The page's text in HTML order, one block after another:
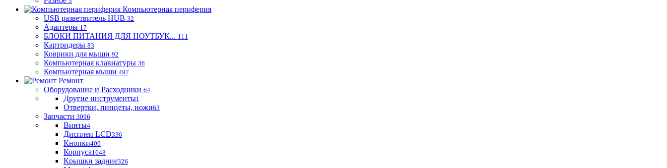
Компьютерная периферия
USB разветвитель HUB 32
Адаптеры 17
БЛОКИ ПИТАНИЯ ДЛЯ НОУТБУК... 111
Картридеры 83
Коврики для мыши 92
Компьютерная клавиатуры 36
Компьютерная мыши 497
Ремонт
Оборудование и Расходники 64
Другие инструменты1
Отвертки, пинцеты, ножи63
Запчасти 3096
Винты4
Дисплеи LCD336
Кнопки409
Корпуса1648
Крышки задние326